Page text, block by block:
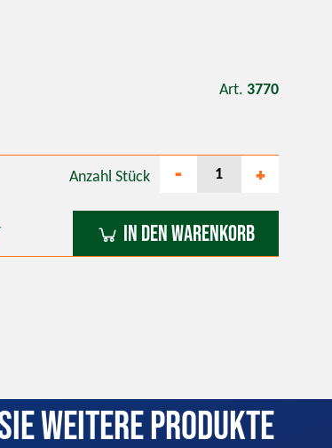
Art. 3770
Anzahl Stück - +
In den Warenkorb
weitere Produkte